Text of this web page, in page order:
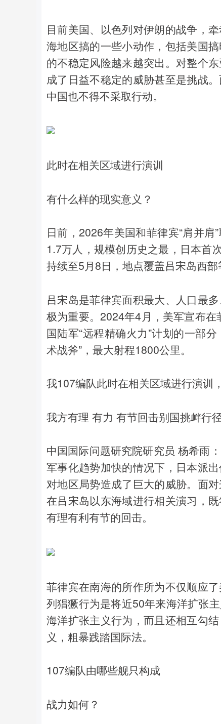
目前美国、以色列对伊朗的战争，
海地区搞的一些小动作，包括美国
的不稳定风险越来越突出。对整个
成了日益不稳定的威胁甚至是挑战
中国也不得不采取行动。
此时在相关区域进行演训
有什么样的现实意义？
日前，2026年美国和菲律宾“肩并
1.7万人，规模创历史之最，日本首
持续至5月8日，地点覆盖吕宋岛西部
吕宋岛是菲律宾面积最大、人口最
极为重要。2024年4月，美军宣布在
国陆军“远程精确火力”计划的一部
术战斧”，最大射程1800公里。
我107编队此时在相关区域进行演训
我方有理 有力 有节回击别国挑衅行
中国国际问题研究院研究员 杨希雨
军事化趋势加快的情况下，日本派
对地区局势造成了巨大的威胁。面
在吕宋岛以东海域进行相关演习，
有理有利有节的回击。
菲律宾在南海的所作所为不仅顺应
列猖獗行为是将近50年来海洋扩张
海洋扩张主义行为，而且还相互勾
义，粗暴践踏国际法。
107编队由哪些舰只构成
战力如何？